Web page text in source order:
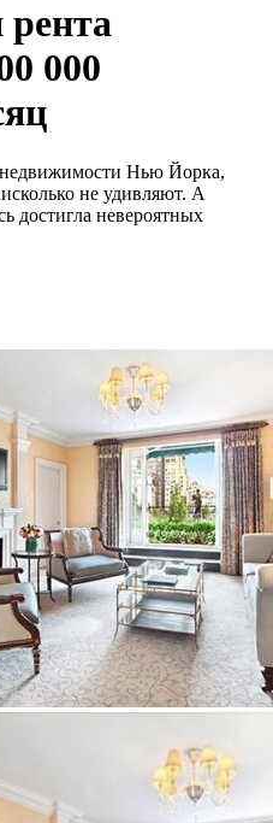
рента
000
недвижимости Нью Йорка,
не удивляют. А
достигла невероятных